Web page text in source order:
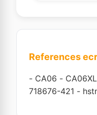
References
- CA06 - CA06XL
718676-421 -